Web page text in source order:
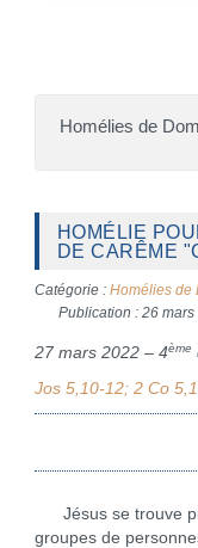
Homélies de
HOMÉLIE
DE CARÊME
Catégorie : Homélies de
Publication : 26 mars
27 mars 2022 – 4ème
Jos 5,10-12; 2 Co
Jésus se trouve
groupes de